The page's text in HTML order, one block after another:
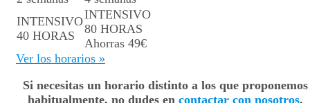
INTENSIVO
40 HORAS
INTENSIVO
80 HORAS
Ahorras 49€
Ver los horarios »
Si necesitas un horario distinto a los que proponemos
habitualmente, no dudes en contactar con nosotros.